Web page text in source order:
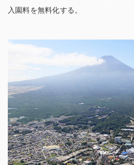
入園料を無料化する。